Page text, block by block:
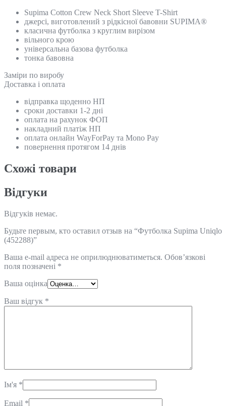
Supima Cotton Crew Neck Short Sleeve T-Shirt
джерсі, виготовлений з рідкісної бавовни SUPIMA®
класична футболка з круглим вирізом
вільного крою
універсальна базова футболка
тонка бавовна
Замiри по виробу
Доставка і оплата
відправка щоденно НП
сроки доставки 1-2 дні
оплата на рахунок ФОП
накладний платіж НП
оплата онлайн WayForPay та Mono Pay
повернення протягом 14 днів
Схожi товари
Відгуки
Відгуків немає.
Будьте первым, кто оставил отзыв на “Футболка Supima Uniqlo
(452288)”
Ваша e-mail адреса не оприлюднюватиметься. Обов’язкові
поля позначені *
Ваша оцінка
Ваш відгук *
Ім'я *
Email *